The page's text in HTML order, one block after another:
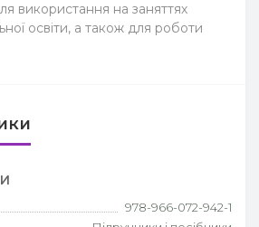
використання на заняттях
освіти, а також для роботи
978-966-072-942-1